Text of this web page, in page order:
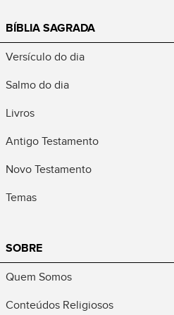
BÍBLIA SAGRADA
Versículo do dia
Salmo do dia
Livros
Antigo Testamento
Novo Testamento
Temas
SOBRE
Quem Somos
Conteúdos Religiosos